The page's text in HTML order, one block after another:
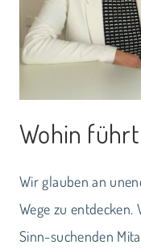
Wohin
Wir glauben an
Wege zu entdecken.
Sinn-suchenden